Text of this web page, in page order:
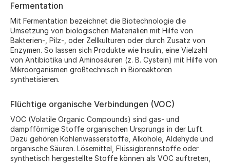
Fermentation
Mit Fermentation bezeichnet die Biotechnologie die
Umsetzung von biologischen Materialien mit Hilfe von
Bakterien-, Pilz-, oder Zellkulturen oder durch Zusatz von
Enzymen. So lassen sich Produkte wie Insulin, eine Vielzahl
von Antibiotika und Aminosäuren (z. B. Cystein) mit Hilfe von
Mikroorganismen großtechnisch in Bioreaktoren
synthetisieren.
Flüchtige organische Verbindungen (VOC)
VOC (Volatile Organic Compounds) sind gas- und
dampfförmige Stoffe organischen Ursprungs in der Luft.
Dazu gehören Kohlenwasserstoffe, Alkohole, Aldehyde und
organische Säuren. Lösemittel, Flüssigbrennstoffe oder
synthetisch hergestellte Stoffe können als VOC auftreten,